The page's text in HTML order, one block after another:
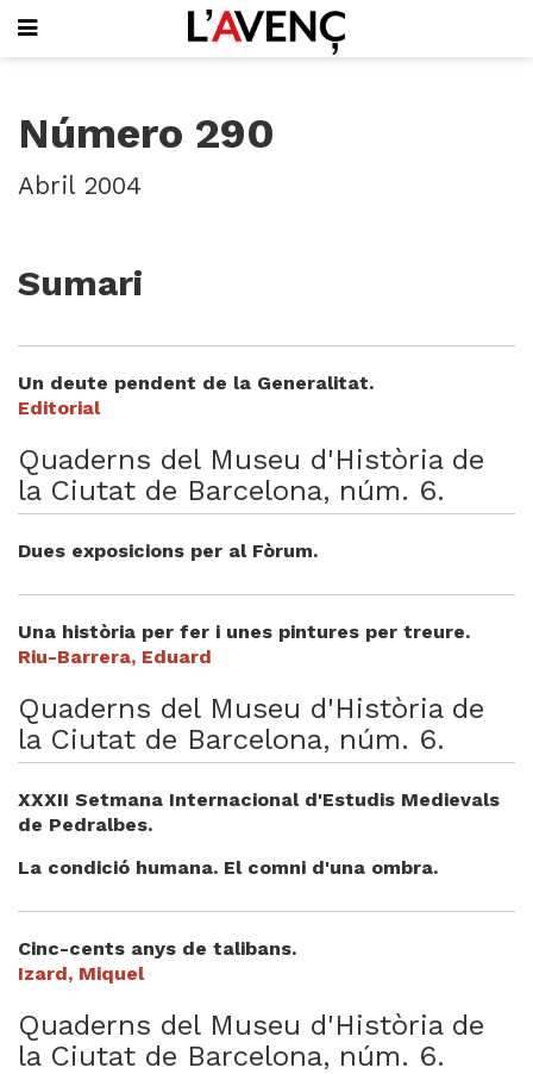
PORTADA
QUI SOM
PUBLICITAT
VIDEOTECA
Focus
Actualitat
El llibre de la setmana
Mirador
Videoteca
Número 290
Abril 2004
Sumari
Un deute pendent de la Generalitat.
Editorial
Quaderns del Museu d'Història de
la Ciutat de Barcelona, núm. 6.
Dues exposicions per al Fòrum.
Una història per fer i unes pintures per treure.
Riu-Barrera, Eduard
Quaderns del Museu d'Història de
la Ciutat de Barcelona, núm. 6.
XXXII Setmana Internacional d'Estudis Medievals
de Pedralbes.
La condició humana. El comni d'una ombra.
Cinc-cents anys de talibans.
Izard, Miquel
Quaderns del Museu d'Història de
la Ciutat de Barcelona, núm. 6.